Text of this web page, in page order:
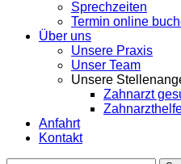
Sprechzeiten
Termin online
Über uns
Unsere Praxis
Unser Team
Unsere
Zahnarzt
Anfahrt
Kontakt